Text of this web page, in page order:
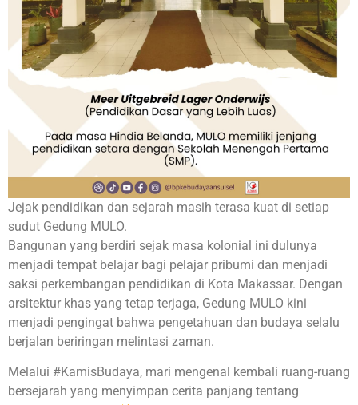
Jejak pendidikan dan sejarah masih terasa kuat di setiap
sudut Gedung MULO.
Bangunan yang berdiri sejak masa kolonial ini dulunya
menjadi tempat belajar bagi pelajar pribumi dan menjadi
saksi perkembangan pendidikan di Kota Makassar. Dengan
arsitektur khas yang tetap terjaga, Gedung MULO kini
menjadi pengingat bahwa pengetahuan dan budaya selalu
berjalan beriringan melintasi zaman.
Melalui #KamisBudaya, mari mengenal kembali ruang-ruang
bersejarah yang menyimpan cerita panjang tentang